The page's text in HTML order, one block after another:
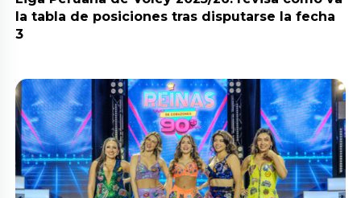
la tabla de posiciones tras disputarse la fecha
3